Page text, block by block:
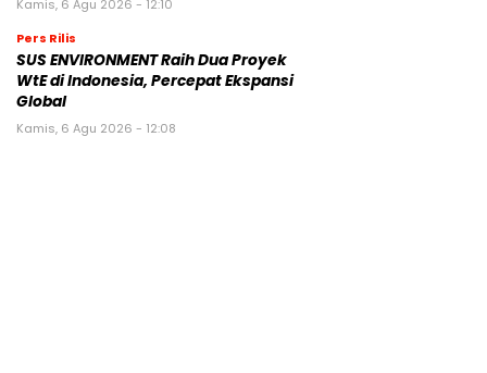
Kamis, 6 Agu 2026 - 12:10
Pers Rilis
SUS ENVIRONMENT Raih Dua Proyek
WtE di Indonesia, Percepat Ekspansi
Global
Kamis, 6 Agu 2026 - 12:08